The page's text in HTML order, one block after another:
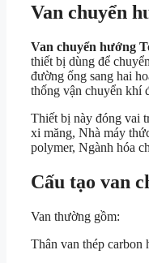
Van chuyển
Van chuyển hướng
thiết bị dùng để
đường ống sang hai
thống vận chuyển khí
Thiết bị này đóng vai
xi măng, Nhà máy
polymer, Ngành hóa
Cấu tạo van
Van thường gồm:
Thân van thép carbon